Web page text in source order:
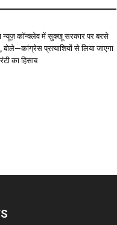
न्यूज़ कॉन्क्लेव में सुक्खू सरकार पर बरसे
बोले—कांग्रेस प्रत्याशियों से लिया जाएगा
का हिसाब